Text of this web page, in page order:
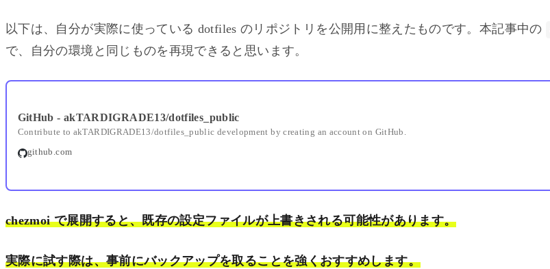
以下は、自分が実際に使っている dotfiles のリポジトリを公開用に整えたものです。本記事中の
で、自分の環境と同じものを再現できると思います。
GitHub - akTARDIGRADE13/dotfiles_public
Contribute to akTARDIGRADE13/dotfiles_public development by creating an account on GitHub.
github.com
chezmoi で展開すると、既存の設定ファイルが上書きされる可能性があります。
実際に試す際は、事前にバックアップを取ることを強くおすすめします。